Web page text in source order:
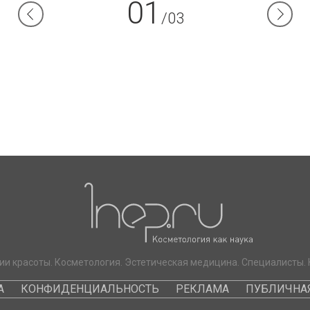
01 /03
красоты. Косметология. Эстетическая медицина. Специалисты.
КОНФИДЕНЦИАЛЬНОСТЬ РЕКЛАМА